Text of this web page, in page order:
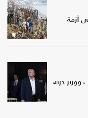
أزمة
ووزير حربه